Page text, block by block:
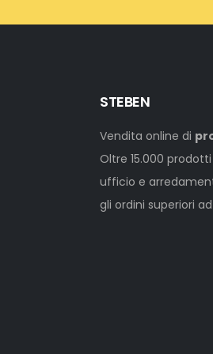
STEBEN
Vendita online di
Oltre 15.000
ufficio e
gli ordini superiori